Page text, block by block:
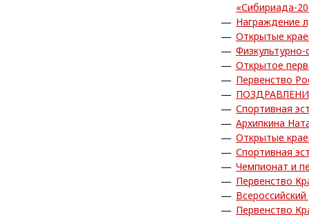
«Сибириада-
Награждение
Открытые
Открытое
Первенство
Спортивная
Архипкина
Открытые
Спортивная
Чемпионат и
Первенство
Первенство